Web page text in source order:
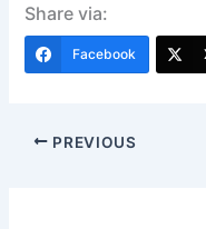
Share via:
Facebook
PREVIOUS